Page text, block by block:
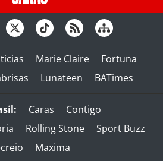
Marie Claire
Fortuna
Lunateen BATimes
Caras
Contigo
Rolling Stone
Sport Buzz
Maxima